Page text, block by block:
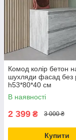
Комод колір бетон
шухляди фасад без
h53*80*40 см
В наявності
2 399 ₴ 3 000 ₴
Купити